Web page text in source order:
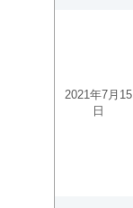
2021年7月15
日